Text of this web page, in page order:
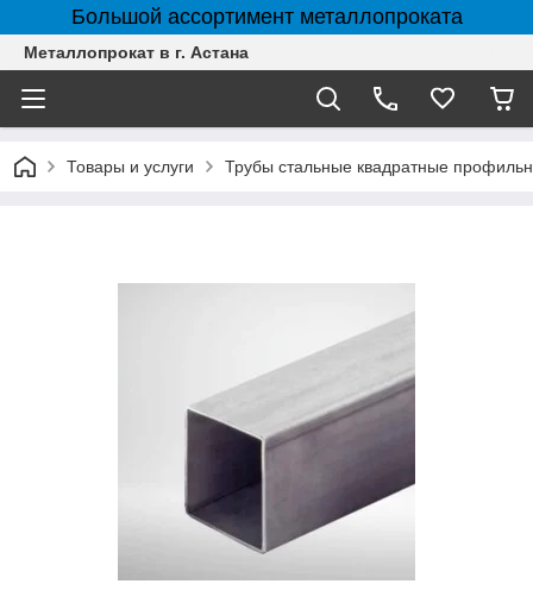
Большой ассортимент металлопроката
Металлопрокат в г. Астана
Товары и услуги Трубы стальные квадратные